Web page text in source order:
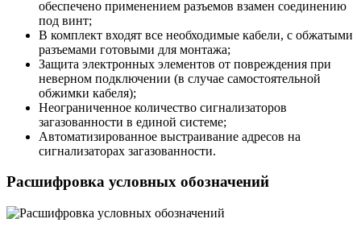
обеспечено применением разъемов взамен соединению
под винт;
В комплект входят все необходимые кабели, с обжатыми
разъемами готовыми для монтажа;
Защита электронных элементов от повреждения при
неверном подключении (в случае самостоятельной
обжимки кабеля);
Неограниченное количество сигнализаторов
загазованности в единой системе;
Автоматизированное выстраивание адресов на
сигнализаторах загазованности.
Расшифровка условных обозначений